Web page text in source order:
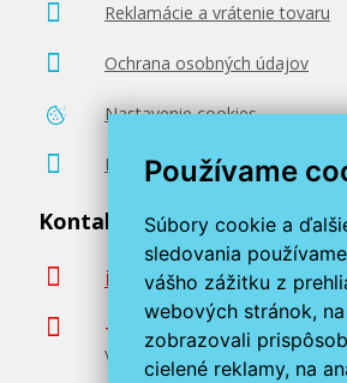
Používame
Súbory cookie a
sledovania
vášho zážitku z
webových stránok,
zobrazovali
cielené reklamy, na
Reklamácie a vrátenie tovaru
Ochrana osobných údajov
Nastavenie cookies
Poradenstvo zadarmo
Kontaktujte nás
info@miroluk.sk
+420 377 222 313
Volajte v pracovné dni od 8. do